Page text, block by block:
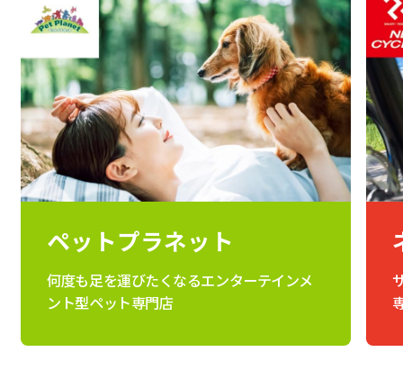
ペットプラネット
何度も足を運びたくなるエンターテインメ
ント型ペット専門店